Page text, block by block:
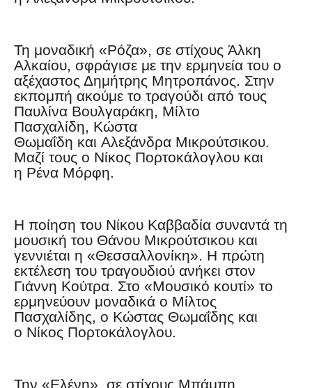
Τη μοναδική «Ρόζα», σε στίχους Άλκη
Αλκαίου, σφράγισε με την ερμηνεία του ο
αξέχαστος Δημήτρης Μητροπάνος. Στην
εκπομπή ακούμε το τραγούδι από τους
Παυλίνα Βουλγαράκη, Μίλτο
Πασχαλίδη, Κώστα
Θωμαΐδη και Αλεξάνδρα Μικρούτσικου.
Μαζί τους ο Νίκος Πορτοκάλογλου και
η Ρένα Μόρφη.
Η ποίηση του Νίκου Καββαδία συναντά τη
μουσική του Θάνου Μικρούτσικου και
γεννιέται η «Θεσσαλλονίκη». Η πρώτη
εκτέλεση του τραγουδιού ανήκει στον
Γιάννη Κούτρα. Στο «Μουσικό κουτί» το
ερμηνεύουν μοναδικά ο Μίλτος
Πασχαλίδης, ο Κώστας Θωμαΐδης και
ο Νίκος Πορτοκάλογλου.
Την «Ελένη», σε στίχους Μπάμπη